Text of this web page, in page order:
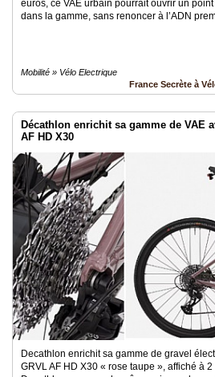
euros, ce VAE urbain pourrait ouvrir un
dans la gamme, sans renoncer à l’ADN
Mobilité » Vélo Electrique
France Secrète à
Décathlon enrichit sa gamme de VAE
AF HD X30
Decathlon enrichit sa gamme de gravel
GRVL AF HD X30 « rose taupe », affiché à